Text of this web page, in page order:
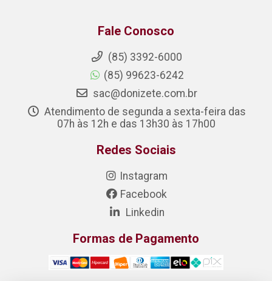
Fale Conosco
(85) 3392-6000
(85) 99623-6242
sac@donizete.com.br
Atendimento de segunda a sexta-feira das
07h às 12h e das 13h30 às 17h00
Redes Sociais
Instagram
Facebook
Linkedin
Formas de Pagamento